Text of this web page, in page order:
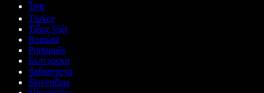
ไทย
Türkçe
Tiếng Việt
Română
Português
Български
ქართული
Slovenčina